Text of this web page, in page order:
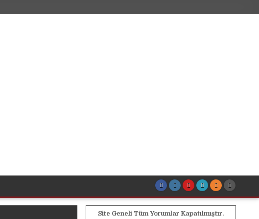
Site Geneli Tüm Yorumlar Kapatılmıştır.